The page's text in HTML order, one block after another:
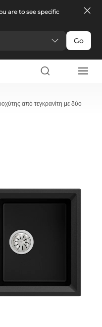
are to see specific
Go
από τεγκρανίτη με δύο